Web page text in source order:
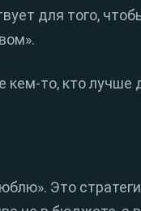
для того,
кем-то, кто лучше
Это